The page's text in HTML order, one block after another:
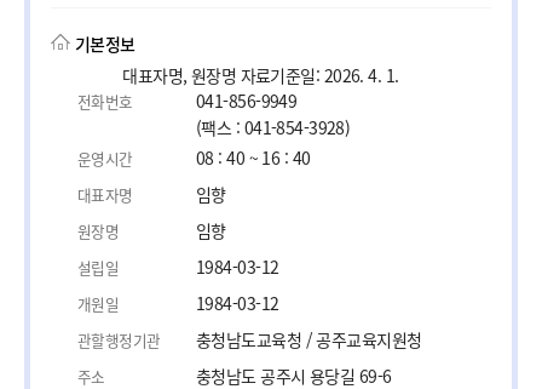
기본정보
대표자명, 원장명 자료기준일: 2026. 4. 1.
전화번호
041-856-9949
(팩스 : 041-854-3928)
운영시간 08 : 40 ~ 16 : 40
대표자명 임향
원장명 임향
설립일 1984-03-12
개원일 1984-03-12
관할행정기관 충청남도교육청 / 공주교육지원청
주소 충청남도 공주시 용당길 69-6